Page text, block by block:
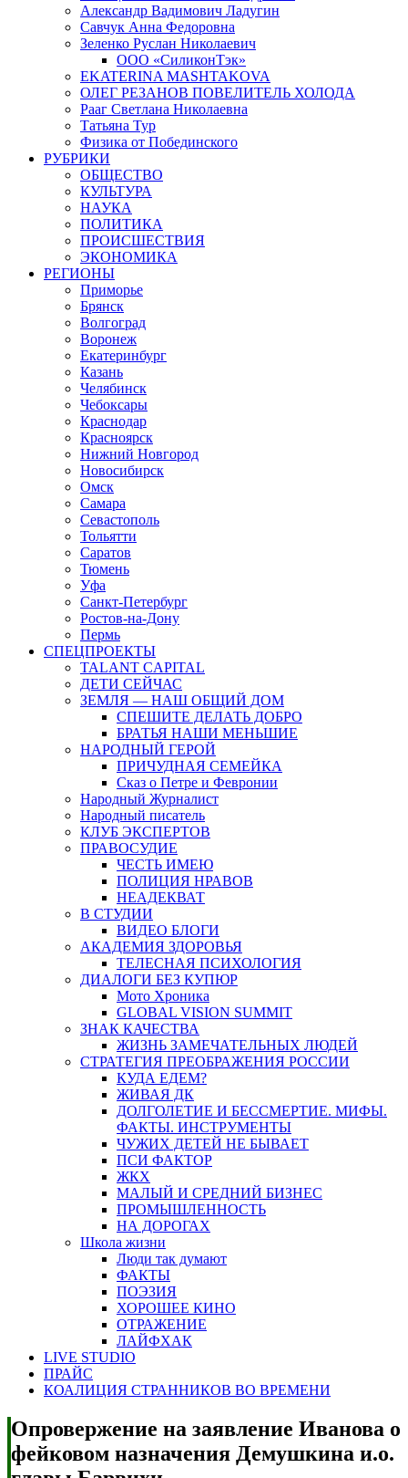
Александр Вадимович Ладугин
Савчук Анна Федоровна
Зеленко Руслан Николаевич
ООО «СиликонТэк»
EKATERINA MASHTAKOVA
ОЛЕГ РЕЗАНОВ ПОВЕЛИТЕЛЬ ХОЛОДА
Рааг Светлана Николаевна
Татьяна Тур
Физика от Побединского
РУБРИКИ
ОБЩЕСТВО
КУЛЬТУРА
НАУКА
ПОЛИТИКА
ПРОИСШЕСТВИЯ
ЭКОНОМИКА
РЕГИОНЫ
Приморье
Брянск
Волгоград
Воронеж
Екатеринбург
Казань
Челябинск
Чебоксары
Краснодар
Красноярск
Нижний Новгород
Новосибирск
Омск
Самара
Севастополь
Тольятти
Саратов
Тюмень
Уфа
Санкт-Петербург
Ростов-на-Дону
Пермь
СПЕЦПРОЕКТЫ
TALANT CAPITAL
ДЕТИ СЕЙЧАС
ЗЕМЛЯ — НАШ ОБЩИЙ ДОМ
СПЕШИТЕ ДЕЛАТЬ ДОБРО
БРАТЬЯ НАШИ МЕНЬШИЕ
НАРОДНЫЙ ГЕРОЙ
ПРИЧУДНАЯ СЕМЕЙКА
Сказ о Петре и Февронии
Народный Журналист
Народный писатель
КЛУБ ЭКСПЕРТОВ
ПРАВОСУДИЕ
ЧЕСТЬ ИМЕЮ
ПОЛИЦИЯ НРАВОВ
НЕАДЕКВАТ
В СТУДИИ
ВИДЕО БЛОГИ
АКАДЕМИЯ ЗДОРОВЬЯ
ТЕЛЕСНАЯ ПСИХОЛОГИЯ
ДИАЛОГИ БЕЗ КУПЮР
Мото Хроника
GLOBAL VISION SUMMIT
ЗНАК КАЧЕСТВА
ЖИЗНЬ ЗАМЕЧАТЕЛЬНЫХ ЛЮДЕЙ
СТРАТЕГИЯ ПРЕОБРАЖЕНИЯ РОССИИ
КУДА ЕДЕМ?
ЖИВАЯ ДК
ДОЛГОЛЕТИЕ И БЕССМЕРТИЕ. МИФЫ.
ФАКТЫ. ИНСТРУМЕНТЫ
ЧУЖИХ ДЕТЕЙ НЕ БЫВАЕТ
ПСИ ФАКТОР
ЖКХ
МАЛЫЙ И СРЕДНИЙ БИЗНЕС
ПРОМЫШЛЕННОСТЬ
НА ДОРОГАХ
Школа жизни
Люди так думают
ФАКТЫ
ПОЭЗИЯ
ХОРОШЕЕ КИНО
ОТРАЖЕНИЕ
ЛАЙФХАК
LIVE STUDIO
ПРАЙС
КОАЛИЦИЯ СТРАННИКОВ ВО ВРЕМЕНИ
Опровержение на заявление Иванова о
фейковом назначения Демушкина и.о.